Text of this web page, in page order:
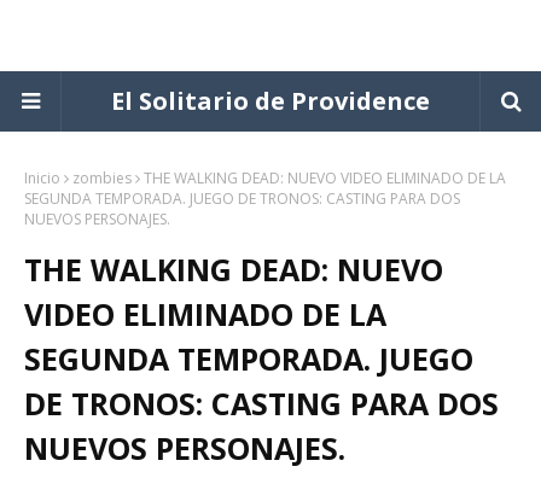
El Solitario de Providence
Inicio zombies THE WALKING DEAD: NUEVO VIDEO ELIMINADO DE LA
SEGUNDA TEMPORADA. JUEGO DE TRONOS: CASTING PARA DOS
NUEVOS PERSONAJES.
THE WALKING DEAD: NUEVO
VIDEO ELIMINADO DE LA
SEGUNDA TEMPORADA. JUEGO
DE TRONOS: CASTING PARA DOS
NUEVOS PERSONAJES.